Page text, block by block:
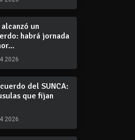
alcanzó un
habrá jornada
2026
del SUNCA:
que fijan
2026